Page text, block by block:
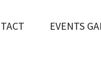
EVENTS